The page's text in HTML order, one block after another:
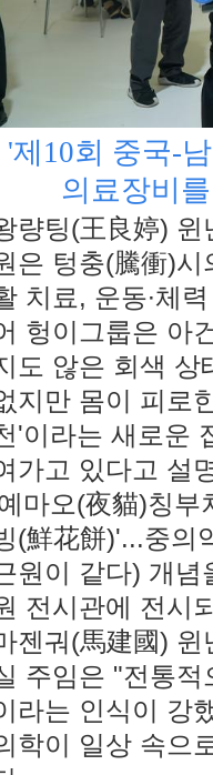
'제10회 중국-
의료장비
량팅(王良婷)
은 텅충(騰衝)
치료, 운동∙체
헝이그룹은 아
도 않은 회색 상
지만 몸이 피로
'이라는 새로운
가고 있다고 설
마오(夜貓)칭부
(鮮花餅)'...중의
원이 같다) 개념
전시관에 전시
젠궈(馬建國)
주임은 "전통
라는 인식이 강
학이 일상 속으